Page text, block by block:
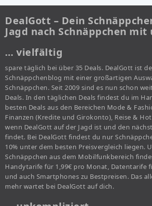
DealGott – Dein
Jagd nach Schnäppchen
… vielfältig
spare täglich bei über 35 Deals. DealGott ist
Schnäppchenblog mit einer großartigen
Schnäppchen. Seit 2009 sind es nun schon
Deals. In den täglichen Deals findest du im
besten Deals aus den Bereichen Mode &
Finanzen (Kredite und Girokonto), Reise &
wenn DealGott auf der Jagd ist und den
findet. Bei DealGott findest du nur
10% unter dem besten Preisvergleich liegen.
Schnäppchen aus dem Mobilfunkbereich
Handytarife für 1,99€ pro Monat, Datentarife
und auch Smartphones zu Bestpreisen. Das
mehr wartet bei DealGott auf dich.